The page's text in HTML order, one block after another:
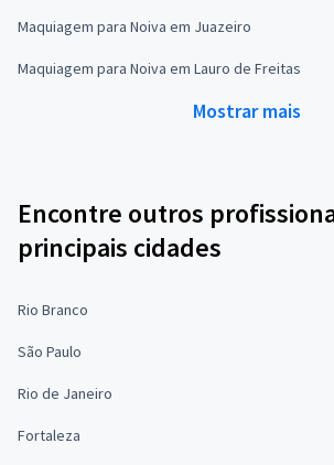
Maquiagem para Noiva em Juazeiro
Maquiagem para Noiva em Lauro de Freitas
Mostrar mais
Encontre outros
principais cidades
Rio Branco
São Paulo
Rio de Janeiro
Fortaleza